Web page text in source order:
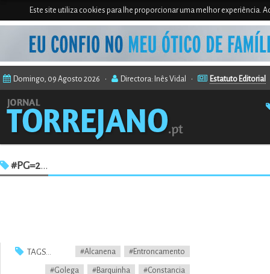
Este site utiliza cookies para lhe proporcionar uma melhor experiência.
Domingo, 09 Agosto 2026 • Directora: Inês Vidal • Estatuto Editorial
#PG=2...
TAGS... #Alcanena #Entroncamento
#Golega #Barquinha #Constancia